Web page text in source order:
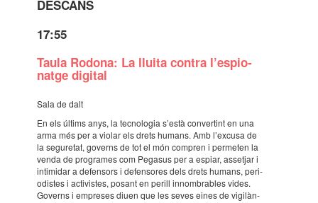
DESCANS
17:55
Taula Rodona: La lluita contra l’es­pi­o­
natge digi­tal
Sala de dalt
En els últims anys, la tecno­lo­gia s’està conver­tint en una
arma més per a violar els drets humans. Amb l’ex­cusa de
la segu­re­tat, governs de tot el món compren i perme­ten la
venda de progra­mes com Pega­sus per a espiar, asset­jar i
inti­mi­dar a defen­sors i defen­so­res dels drets humans, peri­
o­dis­tes i acti­vis­tes, posant en perill innom­bra­bles vides.
Governs i empre­ses diuen que les seves eines de vigi­làn­